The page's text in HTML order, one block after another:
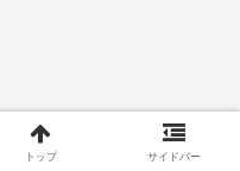
トップ サイドバー